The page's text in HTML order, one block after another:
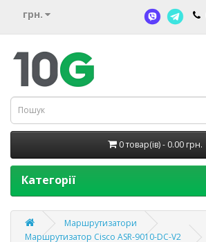
грн.
0 товар(ів) - 0.00 грн.
Категорії
Маршрутизатори
Маршрутизатор Cisco ASR-9010-DC-V2